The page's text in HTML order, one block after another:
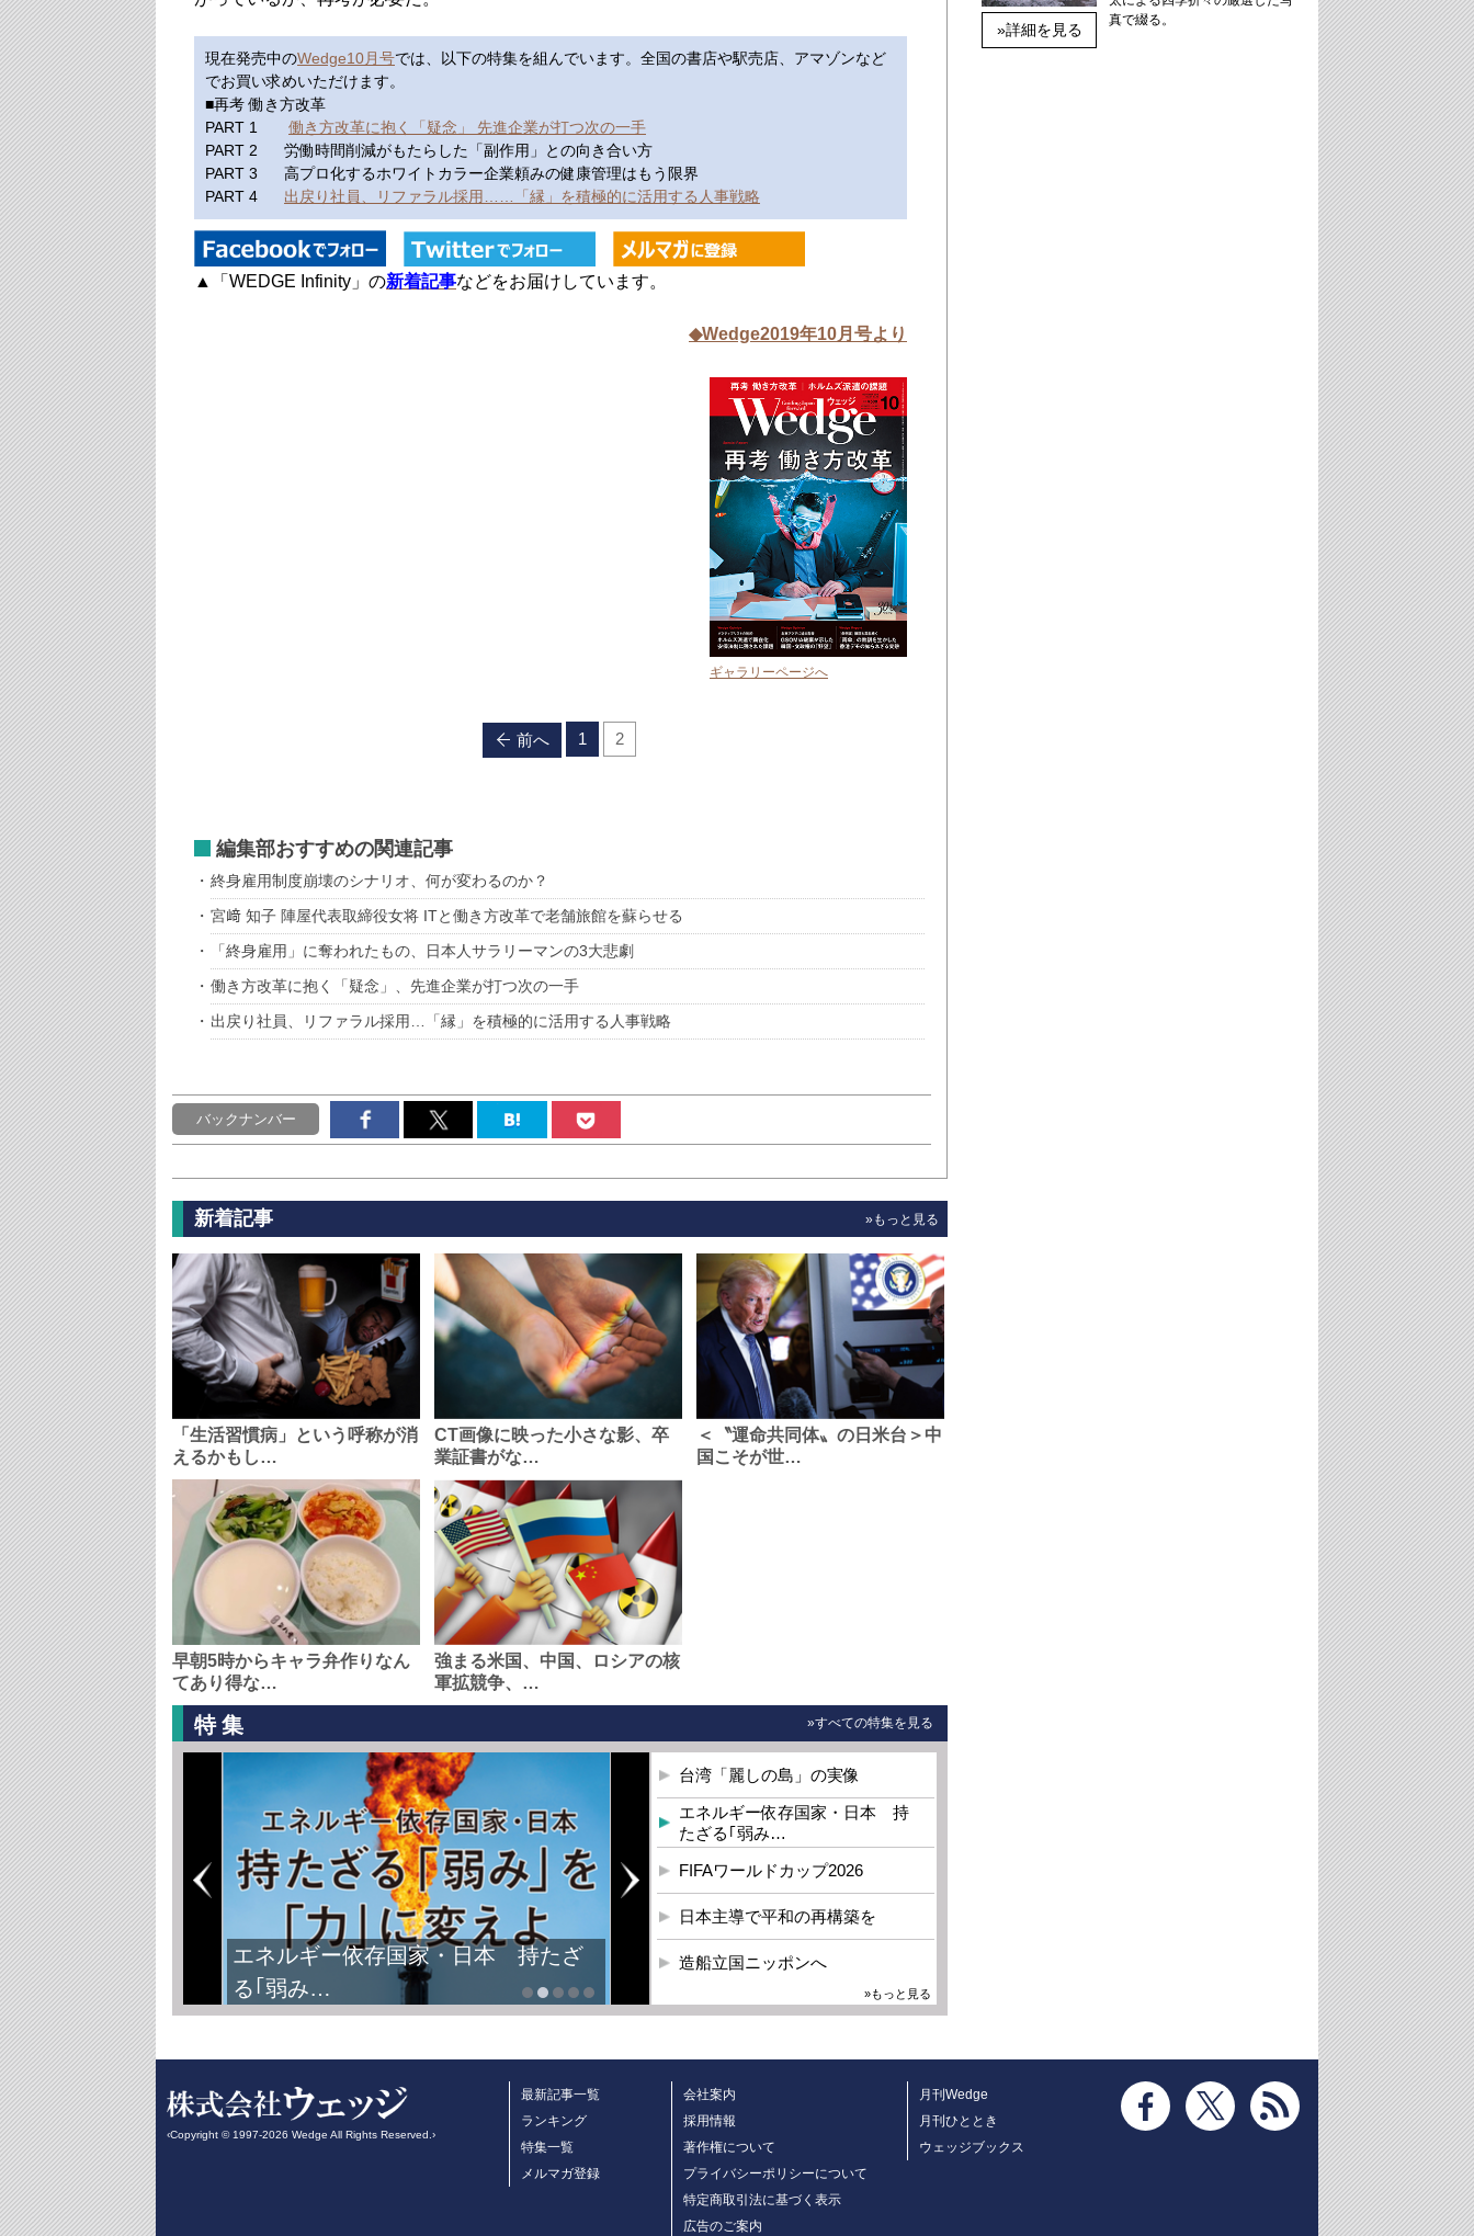
現在発売中のWedge10月号では、以下の特集を組んでいます。全国の書店や駅売店、アマゾンなど
でお買い求めいただけます。
■再考 働き方改革
PART 1 働き方改革に抱く「疑念」 先進企業が打つ次の一手
PART 2 労働時間削減がもたらした「副作用」との向き合い方
PART 3 高プロ化するホワイトカラー企業頼みの健康管理はもう限界
PART 4 出戻り社員、リファラル採用……「縁」を積極的に活用する人事戦略
▲「WEDGE Infinity」の新着記事などをお届けしています。
◆Wedge2019年10月号より
ギャラリーページへ
前へ 1 2
編集部おすすめの関連記事
終身雇用制度崩壊のシナリオ、何が変わるのか？
宮﨑 知子 陣屋代表取締役女将 ITと働き方改革で老舗旅館を蘇らせる
「終身雇用」に奪われたもの、日本人サラリーマンの3大悲劇
働き方改革に抱く「疑念」、先進企業が打つ次の一手
出戻り社員、リファラル採用…「縁」を積極的に活用する人事戦略
バックナンバー
新着記事 »もっと見る
「生活習慣病」という呼称が消
えるかもし…
CT画像に映った小さな影、卒
業証書がな…
＜〝運命共同体〟の日米台＞中
国こそが世…
早朝5時からキャラ弁作りなん
てあり得な…
強まる米国、中国、ロシアの核
軍拡競争、…
特集 »すべての特集を見る
エネルギー依存国家・日本 持たざ
る｢弱み…
台湾「麗しの島」の実像
エネルギー依存国家・日本 持
たざる｢弱み…
FIFAワールドカップ2026
日本主導で平和の再構築を
造船立国ニッポンへ
»もっと見る
»詳細を見る
真で綴る。
‹Copyright © 1997-2026 Wedge All Rights Reserved.›
最新記事一覧
ランキング
特集一覧
メルマガ登録
会社案内
採用情報
著作権について
プライバシーポリシーについて
特定商取引法に基づく表示
広告のご案内
月刊Wedge
月刊ひととき
ウェッジブックス